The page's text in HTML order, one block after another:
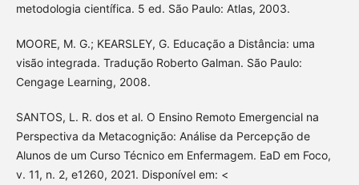
metodologia científica. 5 ed. São Paulo: Atlas, 2003.
MOORE, M. G.; KEARSLEY, G. Educação a Distância: uma
visão integrada. Tradução Roberto Galman. São Paulo:
Cengage Learning, 2008.
SANTOS, L. R. dos et al. O Ensino Remoto Emergencial na
Perspectiva da Metacognição: Análise da Percepção de
Alunos de um Curso Técnico em Enfermagem. EaD em Foco,
v. 11, n. 2, e1260, 2021. Disponível em: <